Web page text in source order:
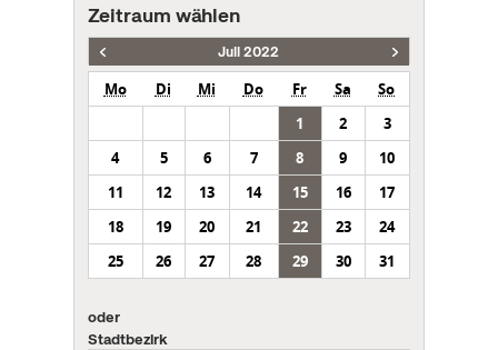
Zeitraum wählen
Juli 2022
Mo Di Mi Do Fr Sa
So
1
2
3
4
5 6 7 8 9
10
11
12 13 14 15 16
17
18
19 20 21 22 23
24
25
26 27 28 29 30 31
oder
Stadtbezirk